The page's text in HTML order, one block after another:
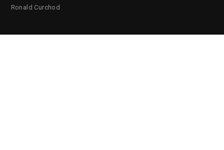
Ronald Curchod